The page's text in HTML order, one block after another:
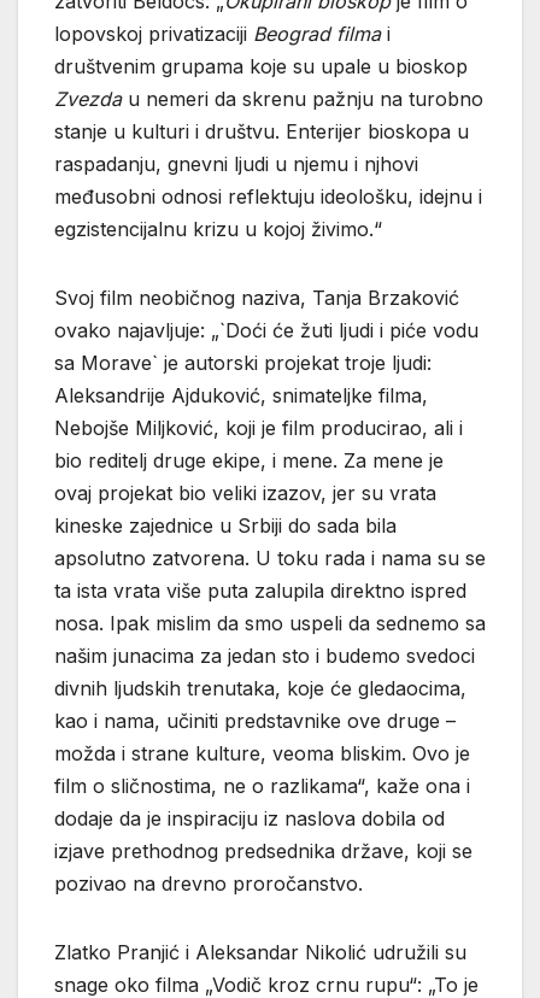
lopovskoj privatizaciji Beograd filmai
društvenim grupama koje su upale u bioskop
Zvezdau nemeri da skrenu pažnju na turobno
stanje u kulturi i društvu. Enterijer bioskopa u
raspadanju, gnevni ljudi u njemu i njhovi
međusobni odnosi reflektuju ideološku, idejnu i
egzistencijalnu krizu u kojoj živimo.“
Svoj film neobičnog naziva, Tanja Brzaković
ovako najavljuje: „`Doći će žuti ljudi i piće vodu
sa Morave` je autorski projekat troje ljudi:
Aleksandrije Ajduković, snimateljke filma,
Nebojše Miljković, koji je film producirao, ali i
bio reditelj druge ekipe, i mene. Za mene je
ovaj projekat bio veliki izazov, jer su vrata
kineske zajednice u Srbiji do sada bila
apsolutno zatvorena. U toku rada i nama su se
ta ista vrata više puta zalupila direktno ispred
nosa. Ipak mislim da smo uspeli da sednemo sa
našim junacima za jedan sto i budemo svedoci
divnih ljudskih trenutaka, koje će gledaocima,
kao i nama, učiniti predstavnike ove druge –
možda i strane kulture, veoma bliskim. Ovo je
film o sličnostima, ne o razlikama“, kaže ona i
dodaje da je inspiraciju iz naslova dobila od
izjave prethodnog predsednika države, koji se
pozivao na drevno proročanstvo.
Zlatko Pranjić i Aleksandar Nikolić udružili su
snage oko filma „Vodič kroz crnu rupu“: „To je